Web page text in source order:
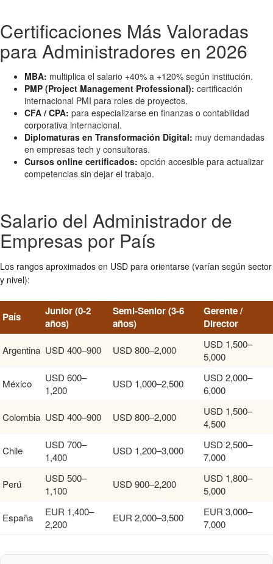
Certificaciones Más Valoradas
para Administradores en 2026
MBA: multiplica el salario +40% a +120% según institución.
PMP (Project Management Professional): certificación
internacional PMI para roles de proyectos.
CFA / CPA: para especializarse en finanzas o contabilidad
corporativa internacional.
Diplomaturas en Transformación Digital: muy demandadas
en empresas tech y consultoras.
Cursos online certificados: opción accesible para actualizar
competencias sin dejar el trabajo.
Salario del Administrador de
Empresas por País
Los rangos aproximados en USD para orientarse (varían según sector
y nivel):
País
Junior (0-2
años)
Semi-Senior (3-6
años)
Gerente /
Director
Argentina USD 400–900 USD 800–2,000
USD 1,500–
5,000
México
USD 600–
1,200
USD 1,000–2,500
USD 2,000–
6,000
Colombia USD 400–900 USD 800–2,000
USD 1,500–
4,500
Chile
USD 700–
1,400
USD 1,200–3,000
USD 2,500–
7,000
Perú
USD 500–
1,100
USD 900–2,200
USD 1,800–
5,000
España
EUR 1,400–
2,200
EUR 2,000–3,500
EUR 3,000–
7,000